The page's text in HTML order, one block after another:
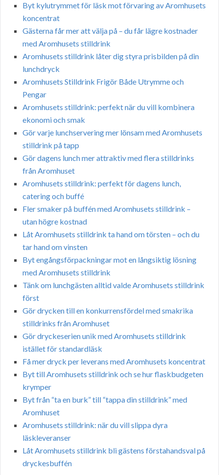
Byt kylutrymmet för läsk mot förvaring av Aromhusets
koncentrat
Gästerna får mer att välja på – du får lägre kostnader
med Aromhusets stilldrink
Aromhusets stilldrink låter dig styra prisbilden på din
lunchdryck
Aromhusets Stilldrink Frigör Både Utrymme och
Pengar
Aromhusets stilldrink: perfekt när du vill kombinera
ekonomi och smak
Gör varje lunchservering mer lönsam med Aromhusets
stilldrink på tapp
Gör dagens lunch mer attraktiv med flera stilldrinks
från Aromhuset
Aromhusets stilldrink: perfekt för dagens lunch,
catering och buffé
Fler smaker på buffén med Aromhusets stilldrink –
utan högre kostnad
Låt Aromhusets stilldrink ta hand om törsten – och du
tar hand om vinsten
Byt engångsförpackningar mot en långsiktig lösning
med Aromhusets stilldrink
Tänk om lunchgästen alltid valde Aromhusets stilldrink
först
Gör drycken till en konkurrensfördel med smakrika
stilldrinks från Aromhuset
Gör dryckeserien unik med Aromhusets stilldrink
istället för standardläsk
Få mer dryck per leverans med Aromhusets koncentrat
Byt till Aromhusets stilldrink och se hur flaskbudgeten
krymper
Byt från “ta en burk” till “tappa din stilldrink” med
Aromhuset
Aromhusets stilldrink: när du vill slippa dyra
läskleveranser
Låt Aromhusets stilldrink bli gästens förstahandsval på
dryckesbuffén